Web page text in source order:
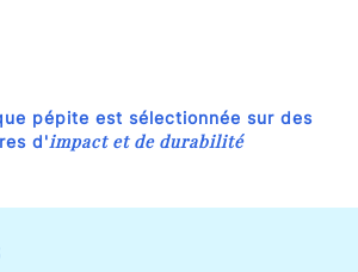
pépite est sélectionnée sur des
d'impact et de durabilité